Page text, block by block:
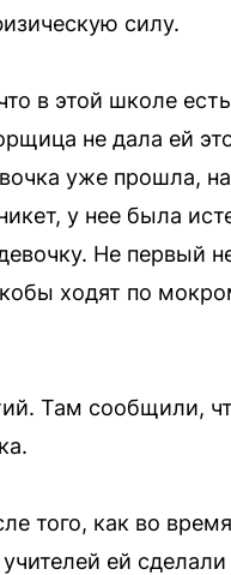
силу.
в этой школе
не дала ей
уже прошла,
у нее была
Не первый
ходят по
Там сообщили,
того, как во
ей